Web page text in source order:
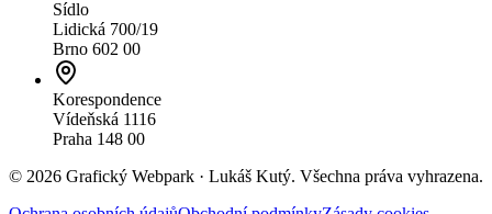
Sídlo
Lidická 700/19
Brno 602 00
Korespondence
Vídeňská 1116
Praha 148 00
© 2026 Grafický Webpark · Lukáš Kutý. Všechna práva vyhrazena.